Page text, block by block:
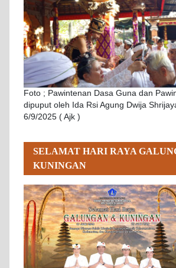
Foto ; Pawintenan Dasa Guna dan
dipuput oleh Ida Rsi Agung Dwija
6/9/2025 ( Ajk )
SELAMAT HARI RAYA
KUNINGAN